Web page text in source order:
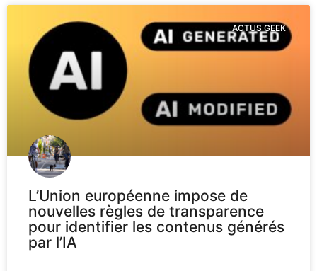
ACTUS GEEK
L’Union européenne impose de
nouvelles règles de transparence
pour identifier les contenus générés
par l’IA